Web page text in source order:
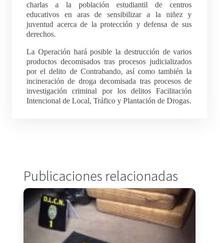
charlas a la población estudiantil de centros
educativos en aras de sensibilizar a la niñez y
juventud acerca de la protección y defensa de sus
derechos.
La Operación hará posible la destrucción de varios
productos decomisados tras procesos judicializados
por el delito de Contrabando, así como también la
incineración de droga decomisada tras procesos de
investigación criminal por los delitos Facilitación
Intencional de Local, Tráfico y Plantación de Drogas.
Publicaciones relacionadas